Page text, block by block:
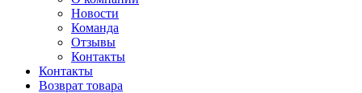
Новости
Команда
Отзывы
Контакты
Контакты
Возврат товара